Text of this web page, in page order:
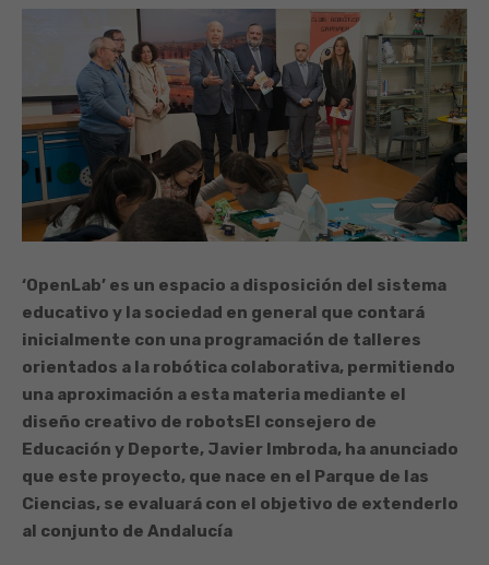
‘OpenLab’ es un espacio a disposición del sistema
educativo y la sociedad en general que contará
inicialmente con una programación de talleres
orientados a la robótica colaborativa, permitiendo
una aproximación a esta materia mediante el
diseño creativo de robotsEl consejero de
Educación y Deporte, Javier Imbroda, ha anunciado
que este proyecto, que nace en el Parque de las
Ciencias, se evaluará con el objetivo de extenderlo
al conjunto de Andalucía